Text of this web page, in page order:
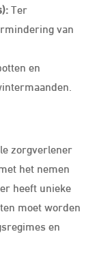
Ter
van
en
zorgverlener
het nemen
heeft unieke
moet worden
en